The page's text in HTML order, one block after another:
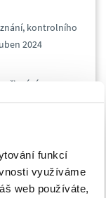
funkcí
využíváme
web používáte,
kontrolního
2024
a
za duben
daně z lihu